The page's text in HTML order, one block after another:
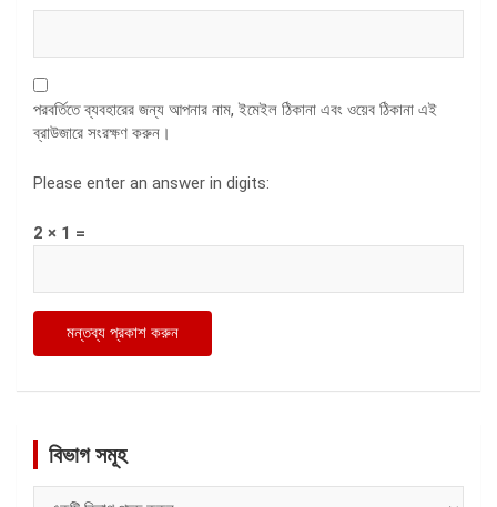
পরবর্তিতে ব্যবহারের জন্য আপনার নাম, ইমেইল ঠিকানা এবং ওয়েব ঠিকানা এই
ব্রাউজারে সংরক্ষণ করুন।
Please enter an answer in digits:
2 × 1 =
বিভাগ সমূহ